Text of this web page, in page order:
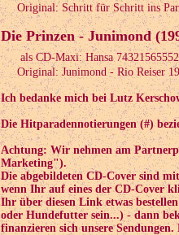
Original: Schritt für Schritt ins
Die Prinzen - Junimond
als CD-Maxi: Hansa
Original: Junimond - Rio Reiser
Ich bedanke mich bei Lutz
Die Hitparadennotierungen (#)
Achtung: Wir nehmen am
Marketing").
Die abgebildeten CD-Cover sind
wenn Ihr auf eines der CD-Cover
Ihr über diesen Link etwas
oder Hundefutter sein...) - dann
finanzieren sich unsere